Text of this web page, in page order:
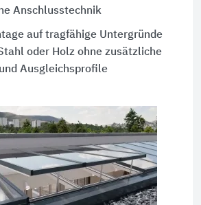
Anschlusstechnik
auf tragfähige Untergründe
oder Holz ohne zusätzliche
Ausgleichsprofile